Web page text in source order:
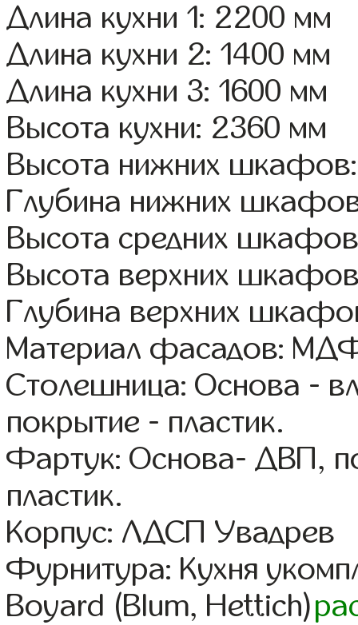
Длина кухни 1: 2200 мм
Длина кухни 2: 1400 мм
Длина кухни 3: 1600 мм
Высота кухни: 2360 мм
Высота нижних
Глубина нижних
Высота средних
Высота верхних
Глубина верхних
Материал фасадов:
Столешница: Основа -
покрытие - пластик.
Фартук: Основа- ДВП,
пластик.
Корпус: ЛДСП Увадрев
Фурнитура: Кухня
Boyard (Blum, Hettich)